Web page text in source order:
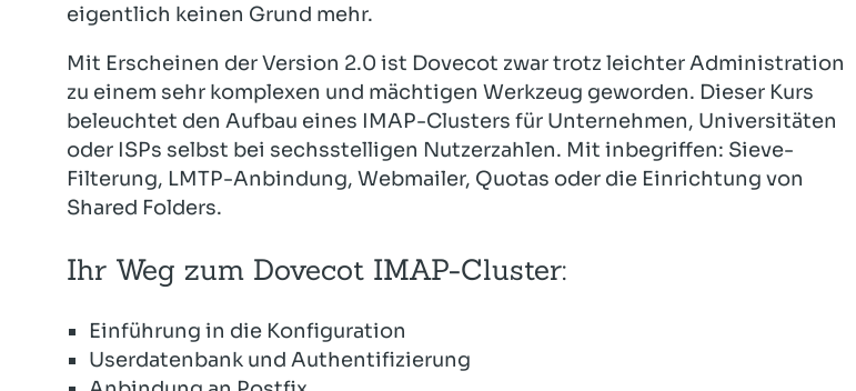
eigentlich keinen Grund mehr.
Mit Erscheinen der Version 2.0 ist Dovecot zwar trotz leichter Administration
zu einem sehr komplexen und mächtigen Werkzeug geworden. Dieser Kurs
beleuchtet den Aufbau eines IMAP-Clusters für Unternehmen, Universitäten
oder ISPs selbst bei sechsstelligen Nutzerzahlen. Mit inbegriffen: Sieve-
Filterung, LMTP-Anbindung, Webmailer, Quotas oder die Einrichtung von
Shared Folders.
Ihr Weg zum Dovecot IMAP-Cluster:
Einführung in die Konfiguration
Userdatenbank und Authentifizierung